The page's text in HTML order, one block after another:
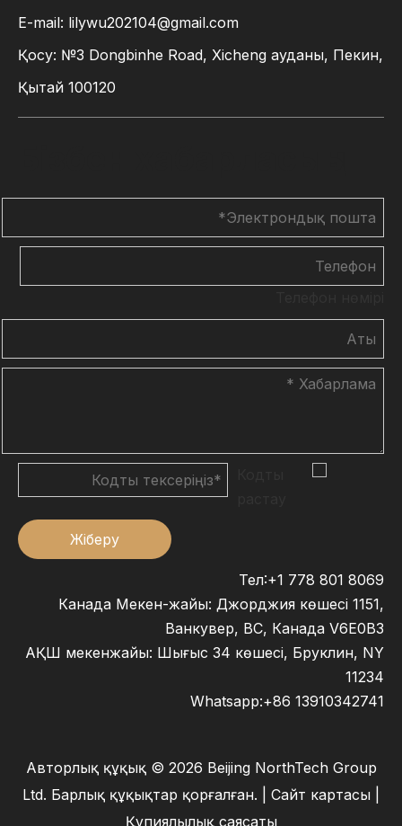
E-mail: lilywu202104@gmail.com
Қосу: №3 Dongbinhe Road, Xicheng ауданы, Пекин,
Қытай 100120
Жіберу
Тел:+1 778 801 8069
Канада Мекен-жайы: Джорджия көшесі 1151,
Ванкувер, BC, Канада V6E0B3
АҚШ мекенжайы: Шығыс 34 көшесі, Бруклин, NY
11234
Whatsapp:+86 13910342741
Авторлық құқық © 2026 Beijing NorthTech Group
Ltd. Барлық құқықтар қорғалған. | Сайт картасы
Құпиялылық саясаты